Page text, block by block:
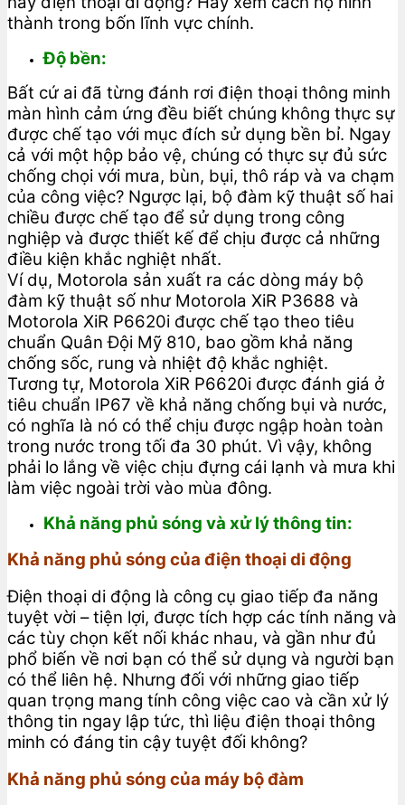
thành trong bốn lĩnh vực chính.
Độ bền:
Bất cứ ai đã từng đánh rơi điện thoại thông minh
màn hình cảm ứng đều biết chúng không thực sự
được chế tạo với mục đích sử dụng bền bỉ. Ngay
cả với một hộp bảo vệ, chúng có thực sự đủ sức
chống chọi với mưa, bùn, bụi, thô ráp và va chạm
của công việc? Ngược lại, bộ đàm kỹ thuật số hai
chiều được chế tạo để sử dụng trong công
nghiệp và được thiết kế để chịu được cả những
điều kiện khắc nghiệt nhất.
Ví dụ, Motorola sản xuất ra các dòng máy bộ
đàm kỹ thuật số như Motorola XiR P3688 và
Motorola XiR P6620i được chế tạo theo tiêu
chuẩn Quân Đội Mỹ 810, bao gồm khả năng
chống sốc, rung và nhiệt độ khắc nghiệt.
Tương tự, Motorola XiR P6620i được đánh giá ở
tiêu chuẩn IP67 về khả năng chống bụi và nước,
có nghĩa là nó có thể chịu được ngập hoàn toàn
trong nước trong tối đa 30 phút. Vì vậy, không
phải lo lắng về việc chịu đựng cái lạnh và mưa khi
làm việc ngoài trời vào mùa đông.
Khả năng phủ sóng và xử lý thông tin:
Khả năng phủ sóng của điện thoại di động
Điện thoại di động là công cụ giao tiếp đa năng
tuyệt vời – tiện lợi, được tích hợp các tính năng và
các tùy chọn kết nối khác nhau, và gần như đủ
phổ biến về nơi bạn có thể sử dụng và người bạn
có thể liên hệ. Nhưng đối với những giao tiếp
quan trọng mang tính công việc cao và cần xử lý
thông tin ngay lập tức, thì liệu điện thoại thông
minh có đáng tin cậy tuyệt đối không?
Khả năng phủ sóng của máy bộ đàm